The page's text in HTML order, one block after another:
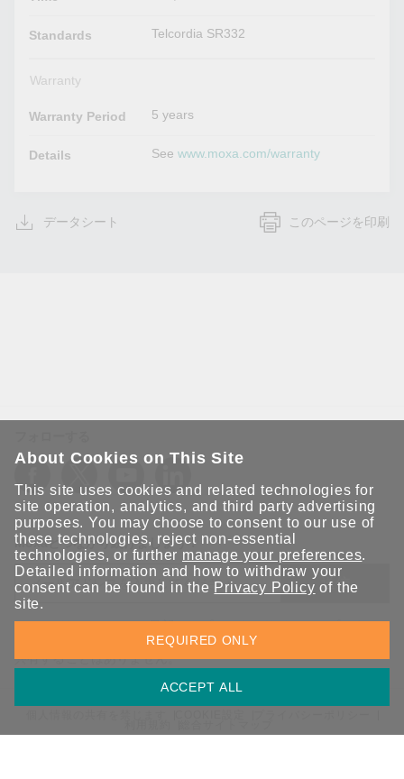
Standards Telcordia SR332
Warranty
Warranty Period 5 years
Details Seewww.moxa.com/warranty
データシート このページを印刷
Moxaとつながり続けましょう！
送信
Moxaソリューションの最新アップデートにサインアップしま
す。 Moxaではプライバシーを尊重しており、メールを他の人と
共有することはありません。
About Cookies on This Site
This site uses cookies and related technologies for
site operation, analytics, and third party advertising
purposes. You may choose to consent to our use of
these technologies, reject non-essential
technologies, or further manage your preferences.
Detailed information and how to withdraw your
consent can be found in the Privacy Policy of the
site.
ACCEPT ALL
REQUIRED ONLY